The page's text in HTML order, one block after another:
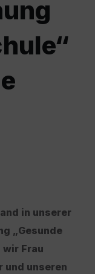
in unserer
„Gesunde
Frau
und unseren